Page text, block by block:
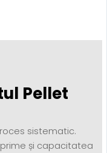
Pellet
sistematic.
și capacitatea